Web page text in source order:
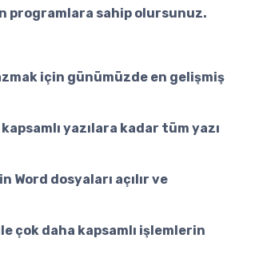
programlara sahip olursunuz.
için günümüzde en gelişmiş
yazılara kadar tüm yazı
dosyaları açılır ve
çok daha kapsamlı işlemlerin